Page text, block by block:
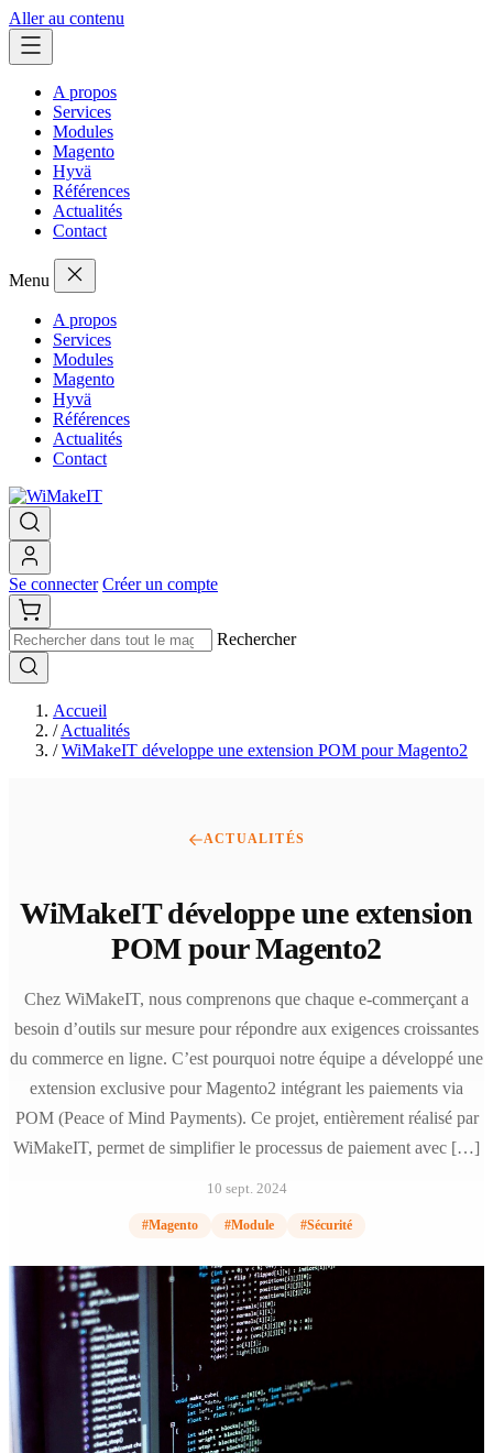
Aller au contenu
A propos
Services
Modules
Magento
Hyvä
Références
Actualités
Contact
Menu
A propos
Services
Modules
Magento
Hyvä
Références
Actualités
Contact
Se connecter Créer un compte
Rechercher
Accueil
/ Actualités
/ WiMakeIT développe une extension POM pour Magento2
ACTUALITÉS
WiMakeIT développe une extension
POM pour Magento2
Chez WiMakeIT, nous comprenons que chaque e-commerçant a
besoin d’outils sur mesure pour répondre aux exigences croissantes
du commerce en ligne. C’est pourquoi notre équipe a développé une
extension exclusive pour Magento2 intégrant les paiements via
POM (Peace of Mind Payments). Ce projet, entièrement réalisé par
WiMakeIT, permet de simplifier le processus de paiement avec […]
10 sept. 2024
#Magento #Module #Sécurité